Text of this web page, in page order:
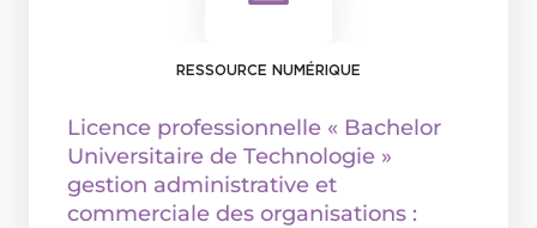
RESSOURCE NUMÉRIQUE
Licence professionnelle « Bachelor
Universitaire de Technologie »
gestion administrative et
commerciale des organisations :